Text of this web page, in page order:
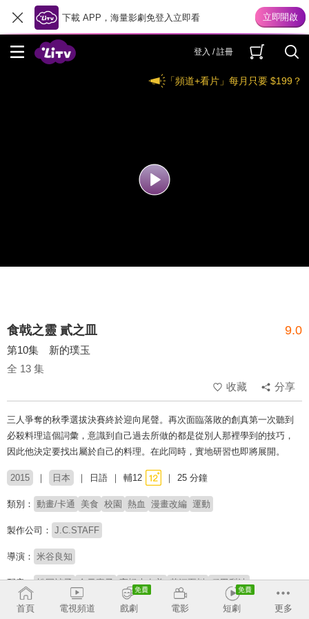
下載 APP，海量影劇免登入立即看
登入 / 註冊
「頻道+看片」每月只要 $199？
食戟之靈 貳之皿 9.0
第10集 新的璞玉
全 13 集
收藏
分享
三人爭奪的秋季選拔決賽終於迎向尾聲。再次面臨落敗的創真第一次聽到
必殺料理這個詞彙，意識到自己過去所做的都是從別人那裡學到的技巧，
因此他決定要找出屬於自己的料理。在此同時，實地研習也即將展開。
2015 日本 日語 輔12 25 分鐘
類別： 動畫/卡通 美食 校園 熱血 漫畫改編 運動
製作公司： J.C.STAFF
導演： 米谷良知
配音： 松岡禎丞 金元壽子 高橋未奈美 花江夏树 種田梨沙
原著： 佐伯俊 附田祐斗
首頁 電視頻道 戲劇 電影 短劇 更多